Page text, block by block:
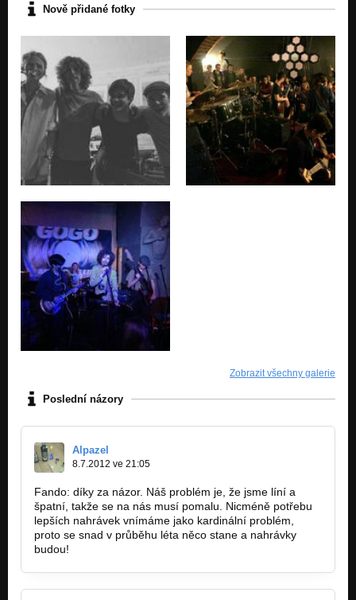
Nově přidané fotky
Zobrazit všechny galerie
Poslední názory
Alpazel
8.7.2012 ve 21:05
Fando: díky za názor. Náš problém je, že jsme líní a
špatní, takže se na nás musí pomalu. Nicméně potřebu
lepších nahrávek vnímáme jako kardinální problém,
proto se snad v průběhu léta něco stane a nahrávky
budou!